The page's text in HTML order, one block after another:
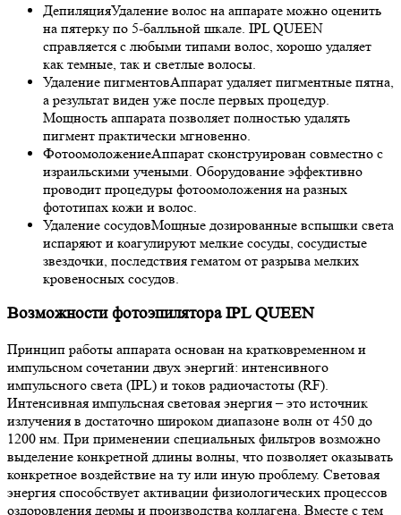
ДепиляцияУдаление волос на аппарате можно оценить
на пятерку по 5-балльной шкале. IPL QUEEN
справляется с любыми типами волос, хорошо удаляет
как темные, так и светлые волосы.
Удаление пигментовАппарат удаляет пигментные пятна,
а результат виден уже после первых процедур.
Мощность аппарата позволяет полностью удалять
пигмент практически мгновенно.
ФотоомоложениеАппарат сконструирован совместно с
израильскими учеными. Оборудование эффективно
проводит процедуры фотоомоложения на разных
фототипах кожи и волос.
Удаление сосудовМощные дозированные вспышки света
испаряют и коагулируют мелкие сосуды, сосудистые
звездочки, последствия гематом от разрыва мелких
кровеносных сосудов.
Возможности фотоэпилятора IPL QUEEN
Принцип работы аппарата основан на кратковременном и
импульсном сочетании двух энергий: интенсивного
импульсного света (IPL) и токов радиочастоты (RF).
Интенсивная импульсная световая энергия – это источник
излучения в достаточно широком диапазоне волн от 450 до
1200 нм. При применении специальных фильтров возможно
выделение конкретной длины волны, что позволяет оказывать
конкретное воздействие на ту или иную проблему. Световая
энергия способствует активации физиологических процессов
оздоровления дермы и производства коллагена. Вместе с тем